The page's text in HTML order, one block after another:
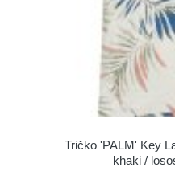
Tričko 'PALM' Key
khaki /